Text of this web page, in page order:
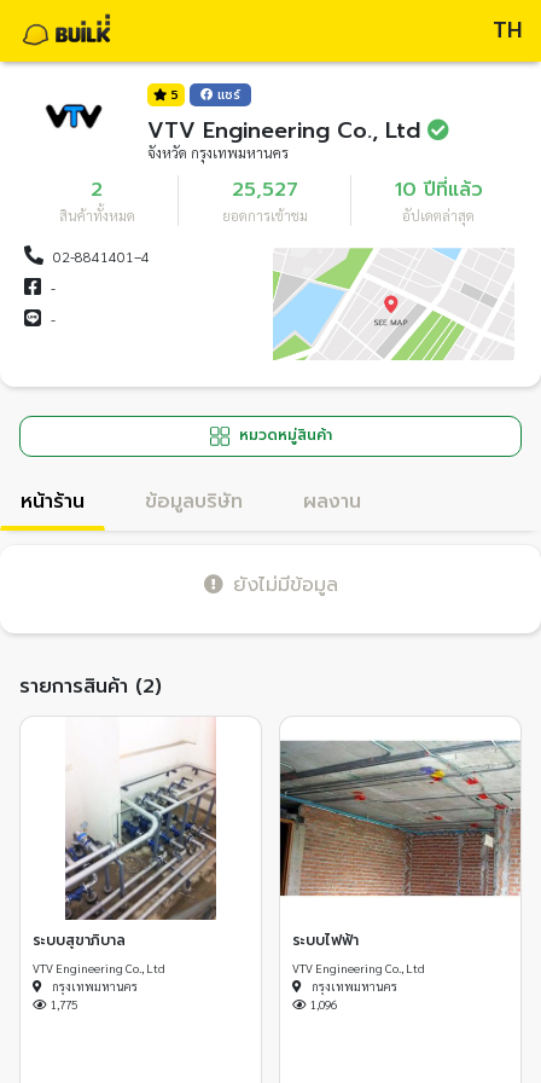
TH
5 แชร์
VTV Engineering Co., Ltd
จังหวัด กรุงเทพมหานคร
2
สินค้าทั้งหมด
25,527
ยอดการเข้าชม
10 ปีที่แล้ว
อัปเดตล่าสุด
02-8841401–4
-
-
หมวดหมู่สินค้า
หน้าร้าน ข้อมูลบริษัท ผลงาน
ยังไม่มีข้อมูล
รายการสินค้า (2)
ระบบสุขาภิบาล
VTV Engineering Co., Ltd
กรุงเทพมหานคร
1,775
ระบบไฟฟ้า
VTV Engineering Co., Ltd
กรุงเทพมหานคร
1,096